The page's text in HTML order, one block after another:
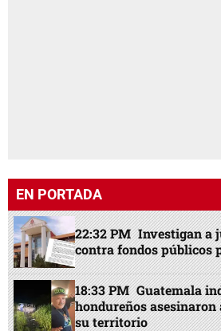
EN PORTADA
22:32 PM Investigan a
contra fondos públicos
18:33 PM Guatemala
hondureños
su territorio